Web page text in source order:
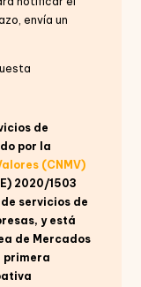
envía un
de
por la
(CNMV)
2020/1503
servicios de
y está
de Mercados
primera